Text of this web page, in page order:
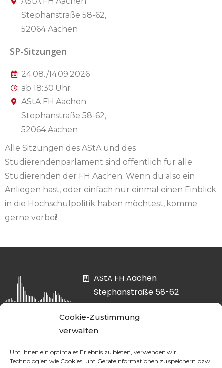
Cookie-Zustimmung
verwalten
Um Ihnen ein optimales Erlebnis zu bieten, verwenden wir
Technologien wie Cookies, um Geräteinformationen zu speichern bzw.
Stephanstraße 58-62,
52064 Aachen
SP-Sitzungen
24.08./14.09.2026
ab 18:30 Uhr
AStA FH Aachen
Stephanstraße 58-62,
52064 Aachen
Alle Sitzungen des AStA und des
Studierendenparlament sind öffentlich für alle
Studierenden der FH Aachen. Wenn du also ein
Anliegen hast, oder einfach nur einmal einen Einblick
in die Hochschulpolitik haben möchtest, komme
gerne vorbei!
AStA FH Aachen
Stephanstraße 58-62
52064 Aachen
asta@fh-aachen.org